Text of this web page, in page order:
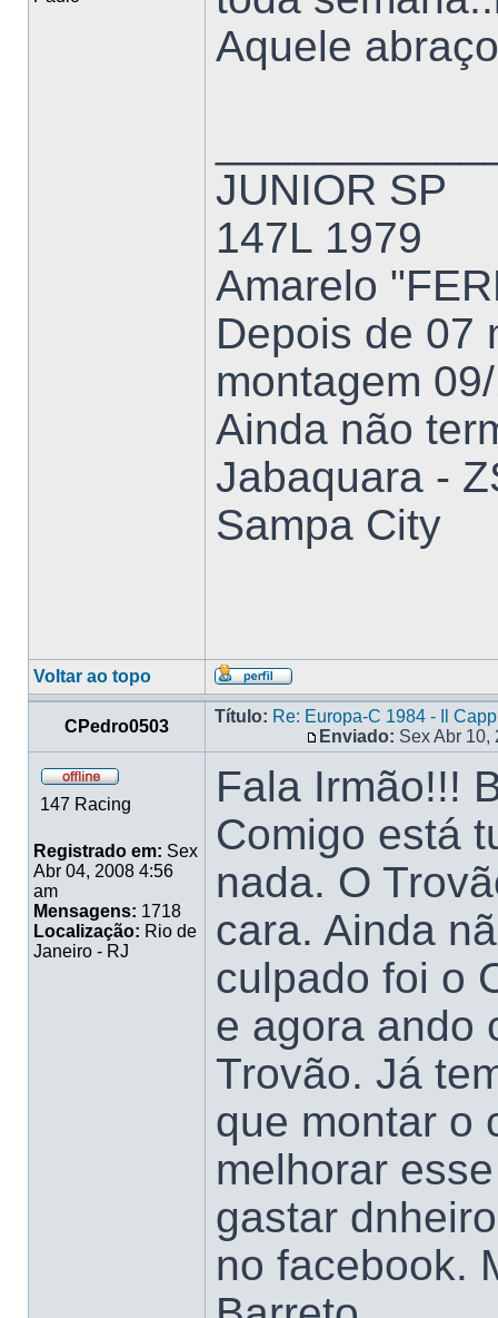
Aquele
JUNIOR SP
147L 1979
Amarelo
Depois de 07
montagem
Ainda não
Jabaquara -
Sampa City
Voltar ao topo
CPedro0503
Título: Re: Europa-C 1984 - Il
Enviado: Sex Abr 10,
147 Racing
Registrado em: Sex
Abr 04, 2008 4:56
am
Mensagens: 1718
Localização: Rio de
Janeiro - RJ
Fala Irmão!!!
Comigo está
nada. O
cara. Ainda
culpado foi o
e agora ando
Trovão. Já
que montar o
melhorar
gastar
no facebook.